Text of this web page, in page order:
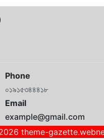
Phone
০১৯১৫৩৪৪৪১৮
Email
example@gmail.com
2026 theme-